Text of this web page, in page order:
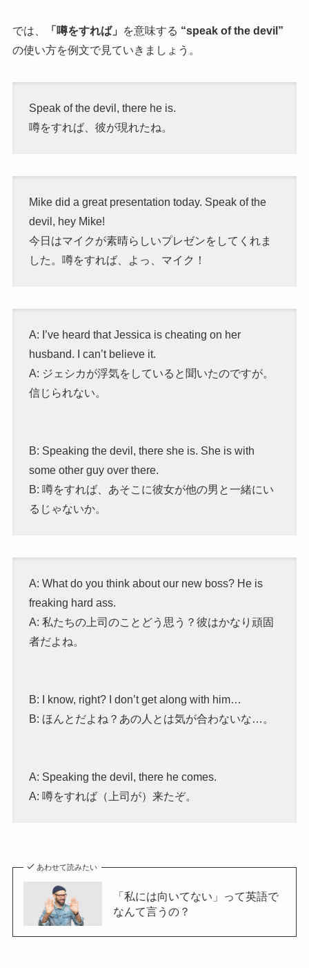
では、 「噂をすれば」 を意味する “speak of the devil”
の使い方を例文で見ていきましょう。
Speak of the devil, there he is.
噂をすれば、彼が現れたね。
Mike did a great presentation today. Speak of the
devil, hey Mike!
今日はマイクが素晴らしいプレゼンをしてくれま
した。噂をすれば、よっ、マイク！
A: I’ve heard that Jessica is cheating on her
husband. I can’t believe it.
A: ジェシカが浮気をしていると聞いたのですが。
信じられない。
B: Speaking the devil, there she is. She is with
some other guy over there.
B: 噂をすれば、あそこに彼女が他の男と一緒にい
るじゃないか。
A: What do you think about our new boss? He is
freaking hard ass.
A: 私たちの上司のことどう思う？彼はかなり頑固
者だよね。
B: I know, right? I don’t get along with him…
B: ほんとだよね？あの人とは気が合わないな…。
A: Speaking the devil, there he comes.
A: 噂をすれば（上司が）来たぞ。
あわせて読みたい
「私には向いてない」って英語で
なんて言うの？